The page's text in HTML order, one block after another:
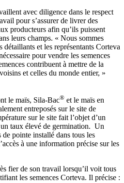
avec diligence dans le respect
pour s’assurer de livrer des
producteurs afin qu’ils puissent
leurs champs. « Nous sommes
détaillants et les représentants Corteva
pour vendre les semences
contribuent à mettre de la
et celles du monde entier, »
le maïs, Sila-Bac® et le maïs en
entreposés sur le site de
sur le site fait l’objet d’un
taux élevé de germination. Un
de pointe installé dans tous les
à une information précise sur les
fier de son travail lorsqu’il voit tous
les semences Corteva. Il précise :